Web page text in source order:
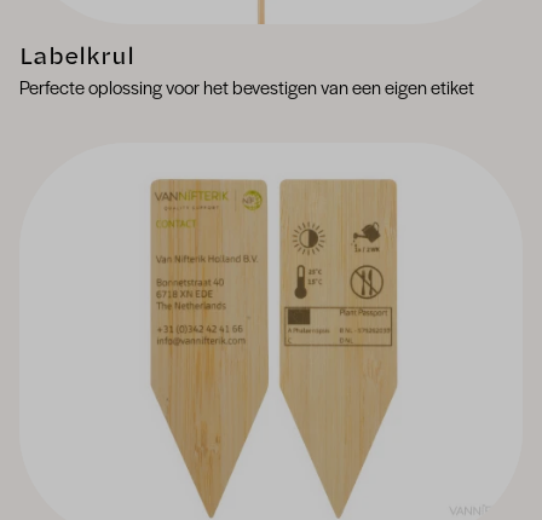
Labelkrul
Perfecte oplossing voor het bevestigen van een eigen etiket